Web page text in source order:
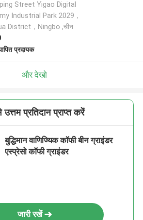
Street Yigao Digital
Industrial Park 2029，
District，Ningbo ,चीन
प्रदायक
और देखो
प्रतिदान प्राप्त करें
बुद्धिमान वाणिज्यिक कॉफी बीन ग्राइंडर
एस्प्रेसो कॉफी ग्राइंडर
जारी रखें